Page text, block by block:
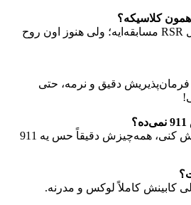
همون کلاسیکه؟
ظاهرش الهام‌گرفته از مدل RSR مسابقه‌ایه؛ ولی هنوز اون روح
فرمان‌پذیریش دقیق و نرمه، حتی
اگه صدای موتور رو فراموش کنی، همه‌چیزش دقیقاً حس یه 911
کابینش کاملاً لوکس و مدرنه.